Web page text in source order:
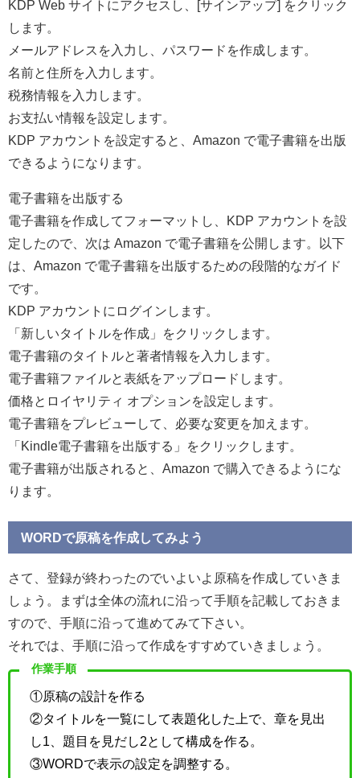
KDP Web サイトにアクセスし、[サインアップ] をクリック
します。
メールアドレスを入力し、パスワードを作成します。
名前と住所を入力します。
税務情報を入力します。
お支払い情報を設定します。
KDP アカウントを設定すると、Amazon で電子書籍を出版
できるようになります。
電子書籍を出版する
電子書籍を作成してフォーマットし、KDP アカウントを設
定したので、次は Amazon で電子書籍を公開します。以下
は、Amazon で電子書籍を出版するための段階的なガイド
です。
KDP アカウントにログインします。
「新しいタイトルを作成」​​をクリックします。
電子書籍のタイトルと著者情報を入力します。
電子書籍ファイルと表紙をアップロードします。
価格とロイヤリティ オプションを設定します。
電子書籍をプレビューして、必要な変更を加えます。
「Kindle電子書籍を出版する」をクリックします。
電子書籍が出版されると、Amazon で購入できるようにな
ります。
WORDで原稿を作成してみよう
さて、登録が終わったのでいよいよ原稿を作成していきま
しょう。まずは全体の流れに沿って手順を記載しておきま
すので、手順に沿って進めてみて下さい。
それでは、手順に沿って作成をすすめていきましょう。
作業手順
①原稿の設計を作る
②タイトルを一覧にして表題化した上で、章を見出
し1、題目を見だし2として構成を作る。
③WORDで表示の設定を調整する。